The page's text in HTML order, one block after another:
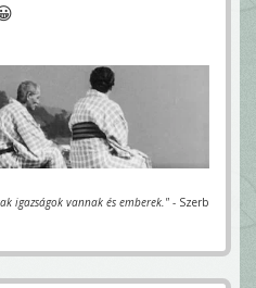
igazságok vannak és emberek." - Szerb